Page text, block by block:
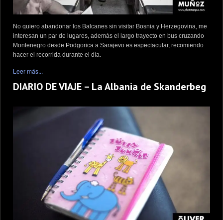
No quiero abandonar los Balcanes sin visitar Bosnia y Herzegovina, me
interesan un par de lugares, además el largo trayecto en bus cruzando
Montenegro desde Podgorica a Sarajevo es espectacular, recomiendo
hacer el recorrida durante el día.
Leer más...
DIARIO DE VIAJE – La Albania de Skanderbeg